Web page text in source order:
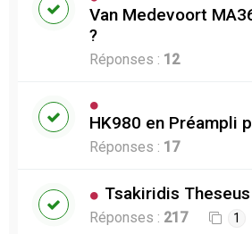
Van Medevoort
?
Réponses : 12
HK980 en Préampli
Réponses : 17
Tsakiridis Theseus
Réponses : 217 1